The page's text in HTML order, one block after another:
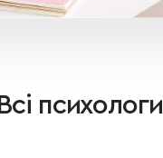
Всі психологи